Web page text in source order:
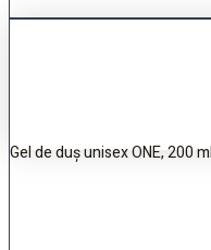
Gel de duș unisex ONE, 200